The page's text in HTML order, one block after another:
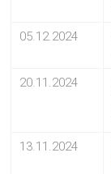
05.12.2024
20.11.2024
13.11.2024